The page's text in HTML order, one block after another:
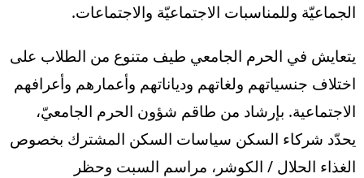
الجماعيّة وللمناسبات الاجتماعيّة والاجتماعات.
يتعايش في الحرم الجامعي طيف متنوع من الطلاب على
اختلاف جنسياتهم ولغاتهم ودياناتهم وأعمارهم وأعرافهم
الاجتماعية. بإرشاد من طاقم شؤون الحرم الجامعيّ،
يحدّد شركاء السكن سياسات السكن المشترك بخصوص
الغذاء الحلال / الكوشر، مراسم السبت وحظر